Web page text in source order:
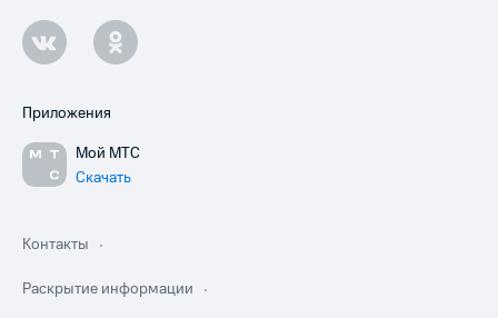
Приложения
Мой МТС
Скачать
Контакты
Раскрытие информации